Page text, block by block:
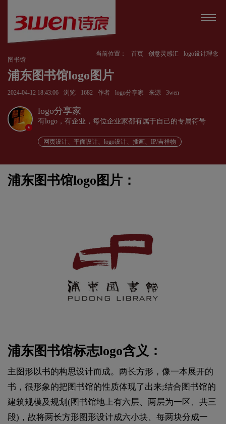
当前位置： 首页 创意灵感汇
logo设计理念
图书馆
浦东图书馆logo图片
2024-04-12 18:43:06 浏览 1682 作者 logo分享家 来源 3wen
v
logo分享家
有logo，有企业，每位企业家都有属于自己的专属符号
网页设计、平面设计、logo设计、插画、IP/吉祥物
浦东图书馆logo图片：
浦东图书馆标志logo含义：
主图形以书的构思设计而成。两长方形，像一本展开的
书，很形象的把图书馆的性质体现了出来;结合图书馆的
建筑规模及规划(图书馆地上有六层、两层为一区、共三
段)，故将两长方形图形设计成六小块、每两块分成一